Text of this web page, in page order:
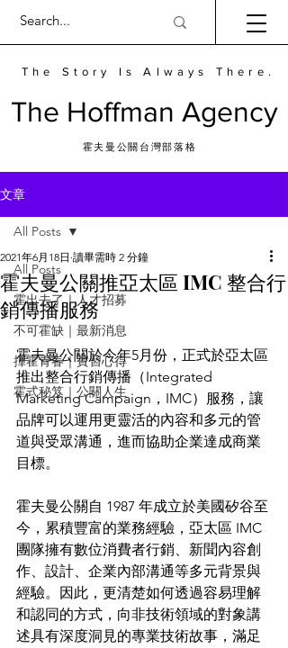
​The Hoffman Agency
The Story Is Always There.
霍夫曼公關台灣部落格
文章
All Posts
霍出去了｜人才招募
不可霍缺｜最新消息
揮霍青春｜實習心得
霍式秘笈｜公關人生
All Posts
霍夫曼公關推亞太區 IMC 整合行
銷傳播服務
2021年6月18日 讀畢需時 2 分鐘
霍夫曼公關於今年5月份，正式於亞太區
推出整合行銷傳播（Integrated
Marketing Campaign，IMC）服務，讓
品牌可以運用更靈活的內容和多元的管
道與受眾溝通，進而協助企業達成商業
目標。
霍夫曼公關自 1987 年成立於美國矽谷至
今，累積豐富的業務經驗，亞太區 IMC
團隊擁有數位消費者行銷、新聞內容創
作、設計、企業內部溝通等多元背景與
經驗。因此，更清楚如何透過容易理解
和認同的方式，向非技術領域的對象講
述具有深度洞見的專業技術故事，滿足